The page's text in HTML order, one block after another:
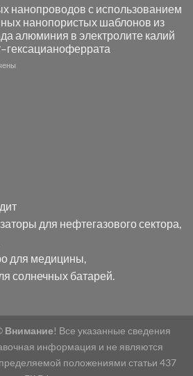
нанопроводов с использованием
нанопористых шаблонов из
алюминия в электролите калий
для нефтегазового сектора,
для медицины,
солнечных батарей.
Внимание! Все указанные сведения
информация и не являются
положениями статьи 437